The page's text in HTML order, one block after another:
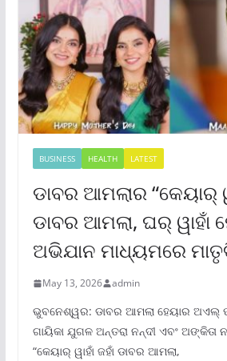
BUSINESS HEALTH LATEST
ଡାବର ଆମଲାର “କେୟାର୍
ଡାବର ଆମଲା, ଘର୍ ୱାହାଁ
ଅଭିଯାନ ମାଧ୍ୟମରେ
May 13, 2026 admin
ଭୁବନେଶ୍ୱର: ଡାବର ଆମଲା ହେୟାର
ଗାୟିକା ଯୁଗଳ ଅନ୍ତରା ନନ୍ଦୀ ଏବଂ ଅଙ୍କିତା
“କେୟାର୍ ୱାହାଁ ଜହାଁ ଡାବର ଆମଲା,